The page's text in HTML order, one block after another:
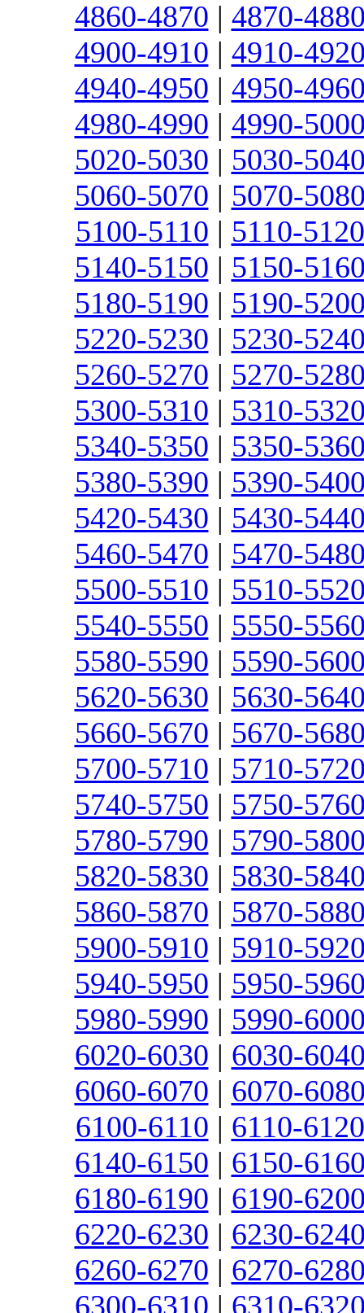
4860-4870 | 4870-
4900-4910 | 4910-
4940-4950 | 4950-
4980-4990 | 4990-
5020-5030 | 5030-
5060-5070 | 5070-
5100-5110 | 5110-5120
5140-5150 | 5150-
5180-5190 | 5190-
5220-5230 | 5230-
5260-5270 | 5270-
5300-5310 | 5310-
5340-5350 | 5350-
5380-5390 | 5390-
5420-5430 | 5430-
5460-5470 | 5470-
5500-5510 | 5510-
5540-5550 | 5550-
5580-5590 | 5590-
5620-5630 | 5630-
5660-5670 | 5670-
5700-5710 | 5710-
5740-5750 | 5750-
5780-5790 | 5790-
5820-5830 | 5830-
5860-5870 | 5870-
5900-5910 | 5910-
5940-5950 | 5950-
5980-5990 | 5990-
6020-6030 | 6030-
6060-6070 | 6070-
6100-6110 | 6110-6120
6140-6150 | 6150-
6180-6190 | 6190-
6220-6230 | 6230-
6260-6270 | 6270-
6300-6310 | 6310-